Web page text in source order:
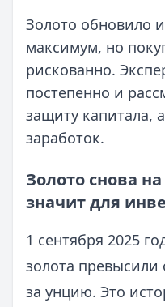
Золото обновило
максимум, но
рискованно.
постепенно и
защиту капитала,
заработок.
Золото снова
значит для
1 сентября 2025
золота превысили
за унцию. Это